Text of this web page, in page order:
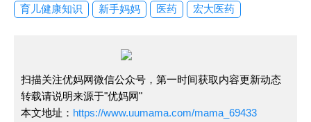
育儿健康知识
新手妈妈 医药 宏大医药
扫描关注优妈网微信公众号，第一时间获取内容更新动态
转载请说明来源于"优妈网"
本文地址： https://www.uumama.com/mama_69433